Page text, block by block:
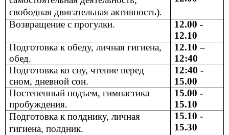
свободная двигательная активность).
Возвращение с прогулки.
12.00 -
12.10
Подготовка к обеду, личная гигиена,
обед.
12.10 –
12:40
Подготовка ко сну, чтение перед
сном, дневной сон.
12:40 -
15.00
Постепенный подъем, гимнастика
пробуждения.
15.00 -
15.10
Подготовка к полднику, личная
гигиена, полдник.
15.10 -
15.30